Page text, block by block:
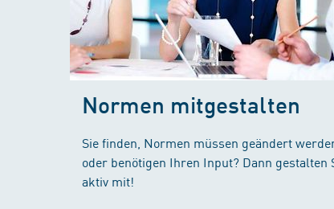
Normen mitgestalten
Sie finden, Normen müssen geändert
oder benötigen Ihren Input? Dann gestalten
aktiv mit!